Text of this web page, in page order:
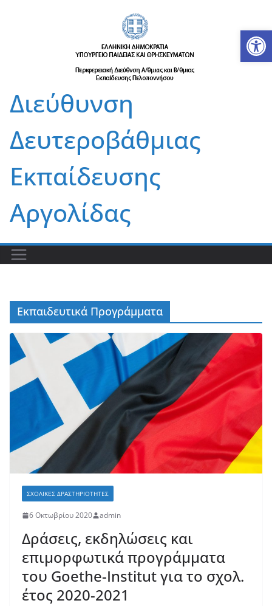
Διεύθυνση
Δευτεροβάθμιας
Εκπαίδευσης
Αργολίδας
Εκπαιδευτικά Προγράμματα
ΣΧΟΛΙΚΈΣ ΔΡΑΣΤΗΡΙΌΤΗΤΕΣ
6 Οκτωβρίου 2020 admin
Δράσεις, εκδηλώσεις και
επιμορφωτικά προγράμματα
του Goethe-Institut για το σχολ.
έτος 2020-2021